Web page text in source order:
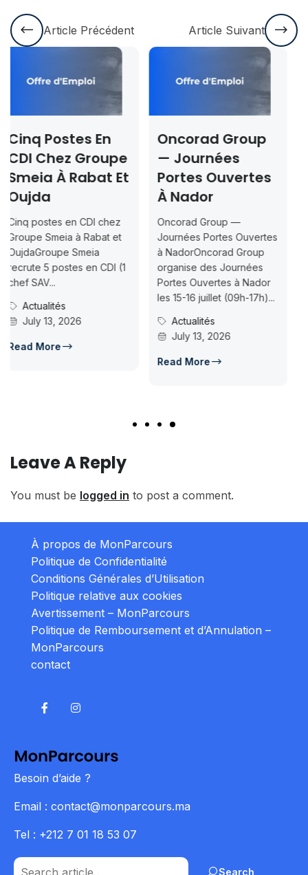
Article Précédent Article Suivant
Oncorad Group
— Journées
Portes Ouvertes
À Nador
Oncorad Group —
Journées Portes Ouvertes
à NadorOncorad Group
organise des Journées
Portes Ouvertes à Nador
Actualités
Concours ISMAC
Rabat & Dakhla
2026-2027 —
Inscription
Jusqu’au 2026-
07-18
Concours d’accès L1
Inscription jusqu’au 2026-
07-18ISMAC ouvre les
candidatures au concours
d’accès en L1 pour...
Concours Post-Bac
Leave A Reply
You must be logged in to post a comment.
À propos de MonParcours
Politique de Confidentialité
Conditions Générales d’Utilisation
Politique relative aux cookies
Avertissement – MonParcours
Politique de Remboursement et d’Annulation –
MonParcours
contact
Besoin d’aide ?
Email : contact@monparcours.ma
Tel : +212 7 01 18 53 07
Search